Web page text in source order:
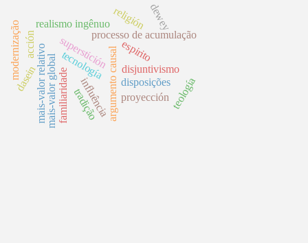
argumento causal
superstición
proyección
processo de acumulação
mais-valor global
mais-valor relativo disjuntivismo
religión
realismo ingênuo
tecnología
dewey
teología
espirito
influência
familiaridade
dasein
modernização
tradição
disposições
acción